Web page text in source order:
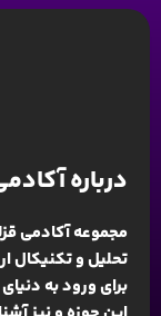
درباره
مجموعه آکادمی
تحلیل و تکنیکال
برای ورود به